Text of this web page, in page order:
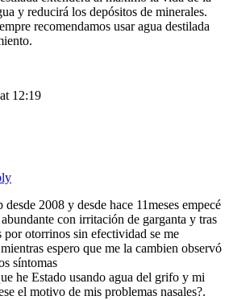
y reducirá los depósitos de minerales.
recomendamos usar agua destilada
12:19
2008 y desde hace 11meses empecé
con irritación de garganta y tras
por otorrinos sin efectividad se me
espero que me la cambien observó
síntomas
he Estado usando agua del grifo y mi
el motivo de mis problemas nasales?.